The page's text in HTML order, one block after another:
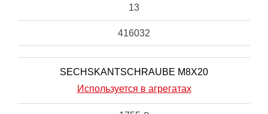
13
416032
SECHSKANTSCHRAUBE M8X20
Используется в агрегатах